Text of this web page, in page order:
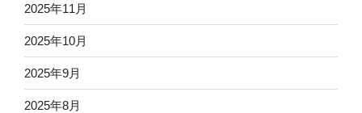
2025年11月
2025年10月
2025年9月
2025年8月